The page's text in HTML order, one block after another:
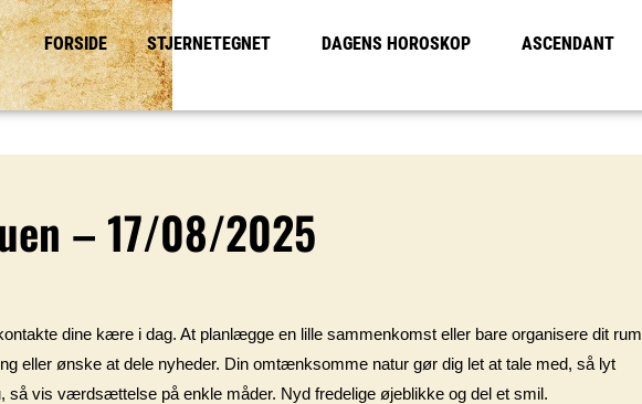
FORSIDE STJERNETEGNET DAGENS HOROSKOP ASCENDANT
– 17/08/2025
dine kære i dag. At planlægge en lille sammenkomst eller bare organisere dit rum
eller ønske at dele nyheder. Din omtænksomme natur gør dig let at tale med, så lyt
så vis værdsættelse på enkle måder. Nyd fredelige øjeblikke og del et smil.